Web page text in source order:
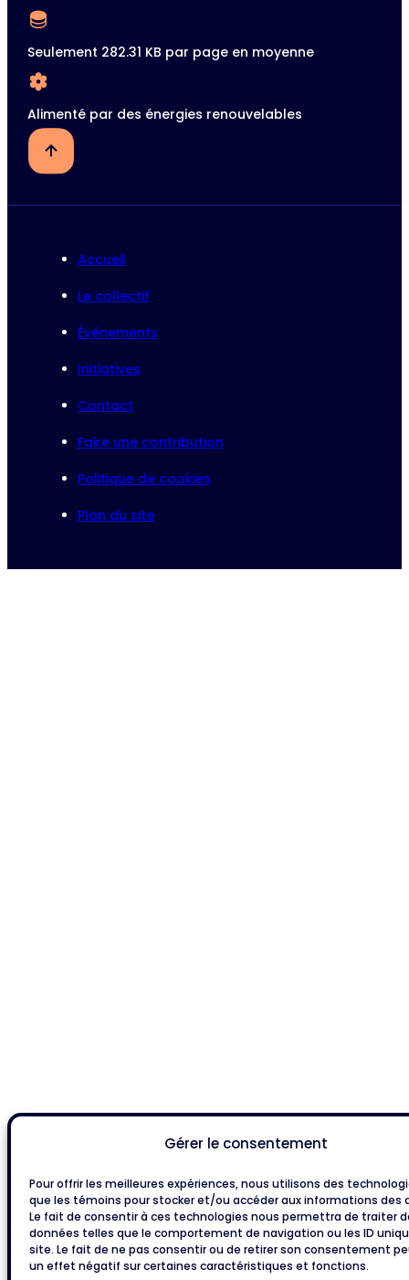
Gérer le consentement
Pour offrir les meilleures expériences, nous utilisons des
que les témoins pour stocker et/ou accéder aux informations des
Le fait de consentir à ces technologies nous permettra de traiter
données telles que le comportement de navigation ou les ID
site. Le fait de ne pas consentir ou de retirer son consentement
un effet négatif sur certaines caractéristiques et fonctions.
Seulement 282.31 KB par page en moyenne
Alimenté par des énergies renouvelables
Accueil
Le collectif
Événements
Initiatives
Contact
Faire une contribution
Politique de cookies
Plan du site